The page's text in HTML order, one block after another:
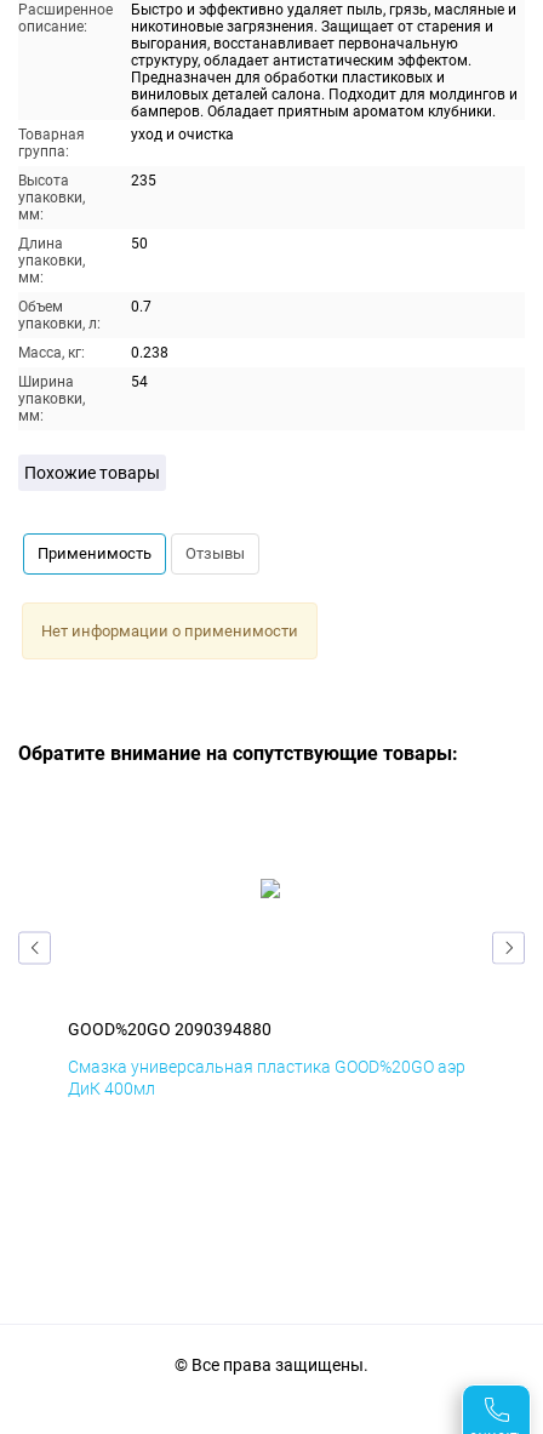
Расширенное
описание:
Быстро и эффективно удаляет пыль, грязь, масляные и
никотиновые загрязнения. Защищает от старения и
выгорания, восстанавливает первоначальную
структуру, обладает антистатическим эффектом.
Предназначен для обработки пластиковых и
виниловых деталей салона. Подходит для молдингов и
бамперов. Обладает приятным ароматом клубники.
Товарная
группа:
уход и очистка
Высота
упаковки,
мм:
235
Длина
упаковки,
мм:
50
Объем
упаковки, л:
0.7
Масса, кг:
0.238
Ширина
упаковки,
мм:
54
Похожие товары
Применимость Отзывы
Нет информации о применимости
Обратите внимание на сопутствующие товары:
GOOD%20GO 2090394880
Смазка универсальная пластика GOOD%20GO аэр
ДиК 400мл
© Все права защищены.